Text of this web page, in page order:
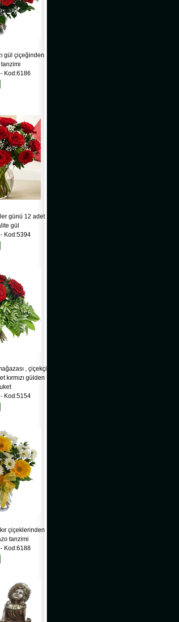
gül çiçeğinden
Kod:6186
günü 12 adet 1
gül
Kod:5394
, çiçekçi
kırmızı gülden
Kod:5154
çiçeklerinden
tanzimi
Kod:6188